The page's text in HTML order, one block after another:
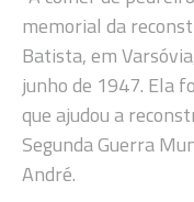
memorial da
Batista, em
junho de 1947. Ela
que ajudou a
Segunda Guerra
André.